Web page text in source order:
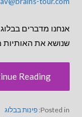
אנחנו מדברים
שנושא את
Reading ←
Posted in: פינות בבלוג